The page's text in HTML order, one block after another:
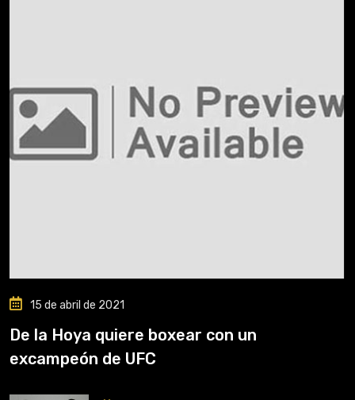
15 de abril de 2021
De la Hoya quiere boxear con un
excampeón de UFC